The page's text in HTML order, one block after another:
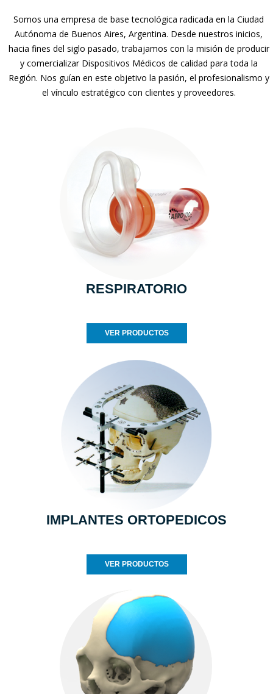
Somos una empresa de base tecnológica radicada en la Ciudad
Autónoma de Buenos Aires, Argentina. Desde nuestros inicios,
hacia fines del siglo pasado, trabajamos con la misión de producir
y comercializar Dispositivos Médicos de calidad para toda la
Región. Nos guían en este objetivo la pasión, el profesionalismo y
el vínculo estratégico con clientes y proveedores.
RESPIRATORIO
VER PRODUCTOS
IMPLANTES ORTOPEDICOS
VER PRODUCTOS